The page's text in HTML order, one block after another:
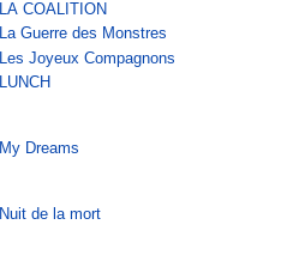
LA COALITION
La Guerre des Monstres
Les Joyeux Compagnons
LUNCH
My Dreams
Nuit de la mort